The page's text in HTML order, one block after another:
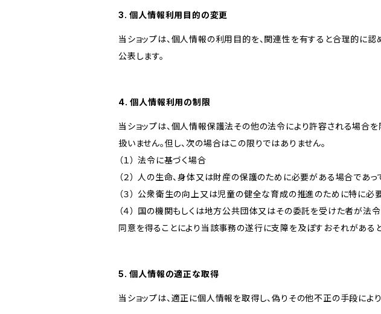
3. 個人情報利用目的の変更
当ショップは、個人情報の利用目的を、関連性を有すると合理的に
公表します。
4. 個人情報利用の制限
当ショップは、個人情報保護法その他の法令により許容される場合
扱いません。但し、次の場合はこの限りではありません。
（１） 法令に基づく場合
（２） 人の生命、身体又は財産の保護のために必要がある場合であ
（３） 公衆衛生の向上又は児童の健全な育成の推進のために特に
（４） 国の機関もしくは地方公共団体又はその委託を受けた者が
同意を得ることにより当該事務の遂行に支障を及ぼすおそれがある
5. 個人情報の適正な取得
当ショップは、適正に個人情報を取得し、偽りその他不正の手段により